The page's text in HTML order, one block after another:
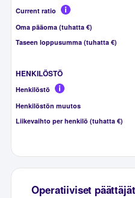
Current ratio
Oma pääoma (tuhatta €)
Taseen loppusumma (tuhatta €)
HENKILÖSTÖ
Henkilöstö
Henkilöstön muutos
Liikevaihto per henkilö (tuhatta €)
Operatiiviset